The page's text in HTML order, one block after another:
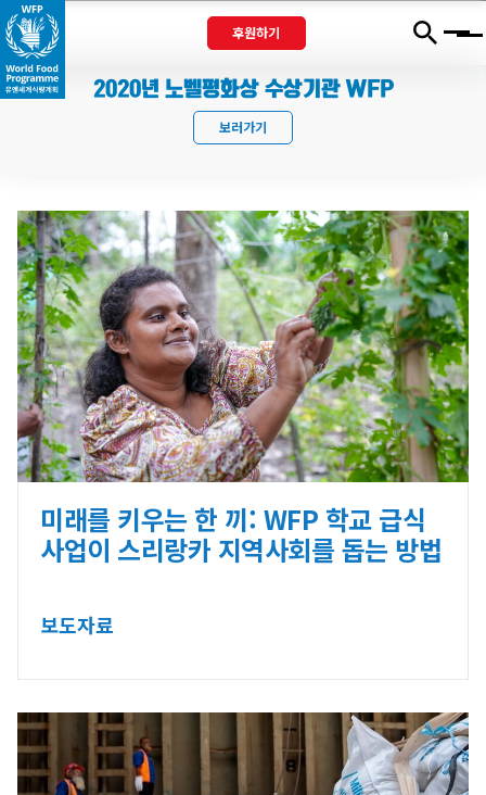
후원하기 Menu
2020년 노벨평화상 수상기관 WFP
보러가기
미래를 키우는 한 끼: WFP 학교 급식
사업이 스리랑카 지역사회를 돕는 방법
보도자료